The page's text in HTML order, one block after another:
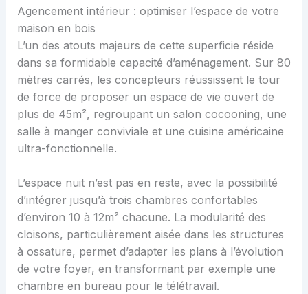
Agencement intérieur : optimiser l’espace de votre
maison en bois
L’un des atouts majeurs de cette superficie réside
dans sa formidable capacité d’aménagement. Sur 80
mètres carrés, les concepteurs réussissent le tour
de force de proposer un espace de vie ouvert de
plus de 45m², regroupant un salon cocooning, une
salle à manger conviviale et une cuisine américaine
ultra-fonctionnelle.
L’espace nuit n’est pas en reste, avec la possibilité
d’intégrer jusqu’à trois chambres confortables
d’environ 10 à 12m² chacune. La modularité des
cloisons, particulièrement aisée dans les structures
à ossature, permet d’adapter les plans à l’évolution
de votre foyer, en transformant par exemple une
chambre en bureau pour le télétravail.